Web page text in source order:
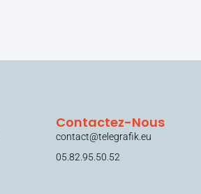
Contactez-Nous
contact@telegrafik.eu
05.82.95.50.52